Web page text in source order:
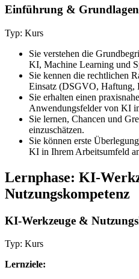
Einführung &
Typ: Kurs
Sie verstehen die
KI, Machine Learning und
Sie kennen die rechtlichen
Einsatz (DSGVO, Haftung,
Sie erhalten einen
Anwendungsfelder von KI
Sie lernen, Chancen und
einzuschätzen.
Sie können erste
KI in Ihrem Arbeitsumfeld
Lernphase: KI-
Nutzungskompetenz
KI-Werkzeuge &
Typ: Kurs
Lernziele: